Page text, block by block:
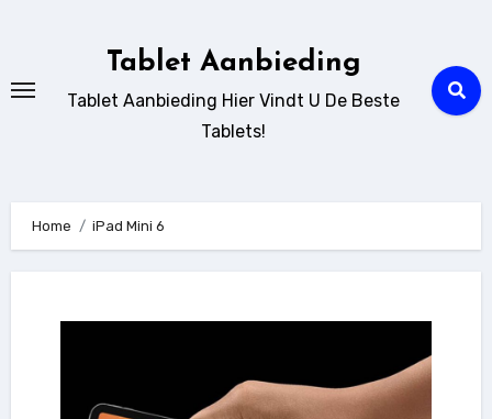
Tablet Aanbieding
Tablet Aanbieding Hier Vindt U De Beste
Tablets!
Home iPad Mini 6